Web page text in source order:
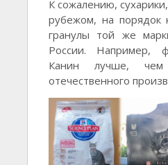
К сожалению,
рубежом, на порядок
гранулы той же
России. Например,
Канин лучше,
отечественного